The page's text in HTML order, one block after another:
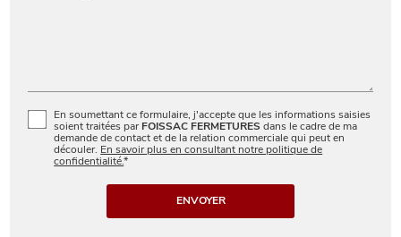
En soumettant ce formulaire, j'accepte que les informations saisies
soient traitées par FOISSAC FERMETURES dans le cadre de ma
demande de contact et de la relation commerciale qui peut en
découler. En savoir plus en consultant notre politique de
confidentialité.*